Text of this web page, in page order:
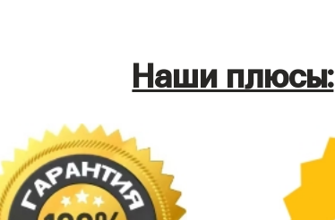
Наши плюсы: